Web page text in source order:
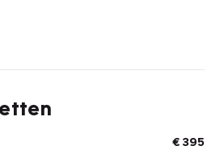
voertuig, dus zekerheid!
onderhoudspakket van €
Airco onderhoud, NAP
€ 395